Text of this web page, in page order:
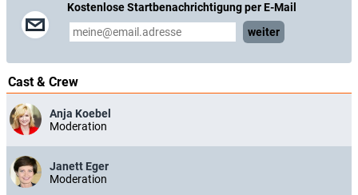
Kostenlose Startbenachrichtigung per E-Mail
weiter
Cast & Crew
Anja Koebel
Moderation
Janett Eger
Moderation